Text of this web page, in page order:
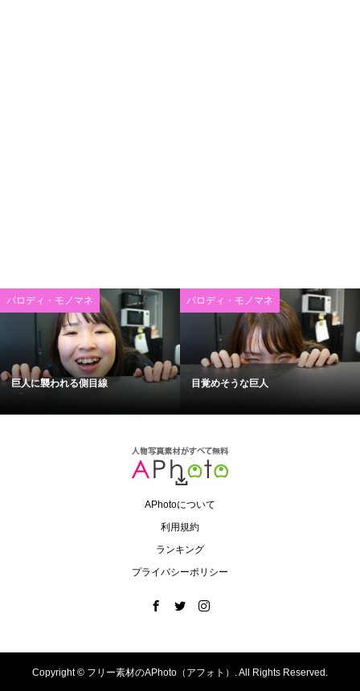
パロディ・モノマネ
巨人に襲われる側目線
パロディ・モノマネ
目覚めそうな巨人
APhotoについて
利用規約
ランキング
プライバシーポリシー
Copyright © フリー素材のAPhoto（アフォト）. All Rights Reserved.